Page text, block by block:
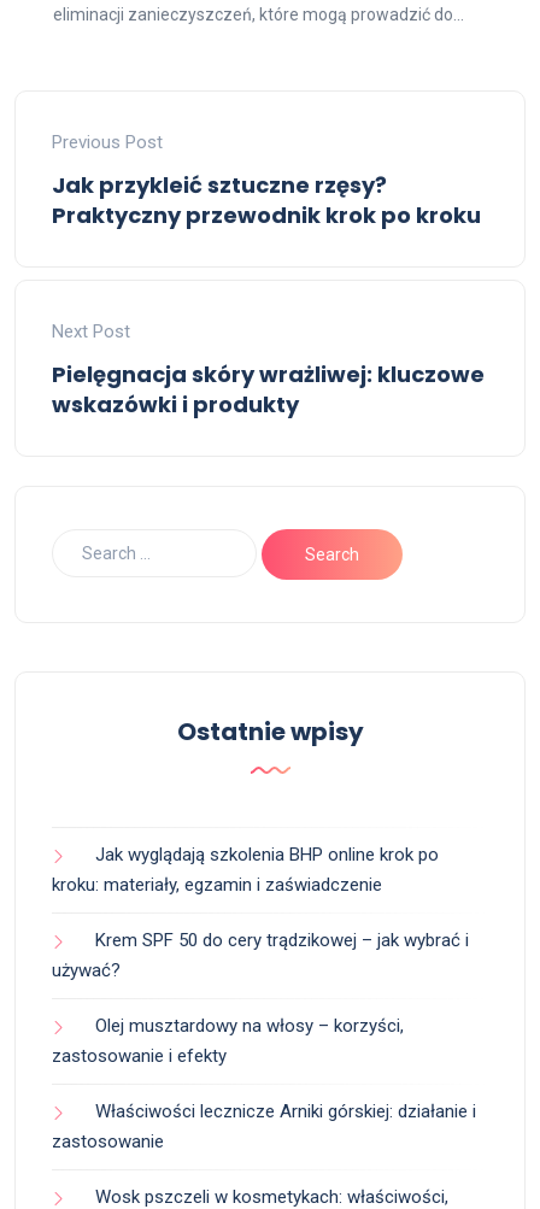
eliminacji zanieczyszczeń, które mogą prowadzić do...
Previous Post
Jak przykleić sztuczne rzęsy?
Praktyczny przewodnik krok po kroku
Next Post
Pielęgnacja skóry wrażliwej: kluczowe
wskazówki i produkty
Ostatnie wpisy
Jak wyglądają szkolenia BHP online krok po
kroku: materiały, egzamin i zaświadczenie
Krem SPF 50 do cery trądzikowej – jak wybrać i
używać?
Olej musztardowy na włosy – korzyści,
zastosowanie i efekty
Właściwości lecznicze Arniki górskiej: działanie i
zastosowanie
Wosk pszczeli w kosmetykach: właściwości,